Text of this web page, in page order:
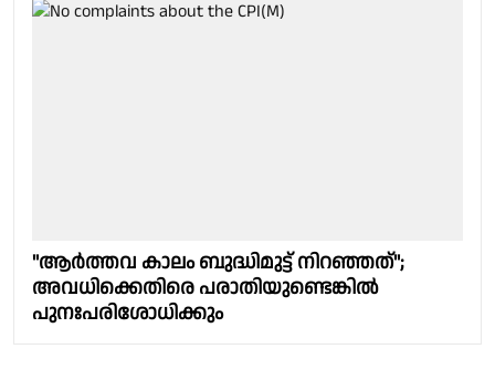
"ആര്‍ത്തവ കാലം ബുദ്ധിമുട്ട് നിറഞ്ഞത്";
അവധിക്കെതിരെ പരാതിയുണ്ടെങ്കിൽ
പുനഃപരിശോധിക്കും